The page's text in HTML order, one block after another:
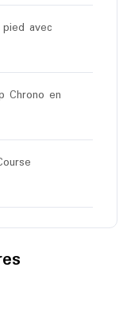
avec
Chrono en